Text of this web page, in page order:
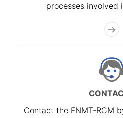
processes involved
Contact the FNMT-RCM